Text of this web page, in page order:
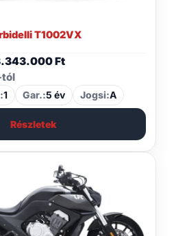
T1002VX
Ft.
FtCurrent
is:
3.343.000 Ft.
1 Gar.:5 év Jogsi:A
Részletek